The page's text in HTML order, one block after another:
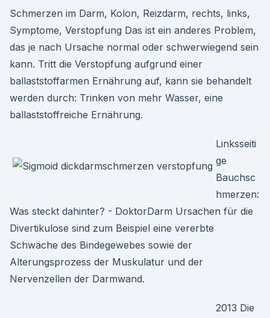
Schmerzen im Darm, Kolon, Reizdarm, rechts, links,
Symptome, Verstopfung Das ist ein anderes Problem,
das je nach Ursache normal oder schwerwiegend sein
kann. Tritt die Verstopfung aufgrund einer
ballaststoffarmen Ernährung auf, kann sie behandelt
werden durch: Trinken von mehr Wasser, eine
ballaststoffreiche Ernährung.
Linksseiti
ge
Bauchsc
hmerzen:
Was steckt dahinter? - DoktorDarm Ursachen für die
Divertikulose sind zum Beispiel eine vererbte
Schwäche des Bindegewebes sowie der
Alterungsprozess der Muskulatur und der
Nervenzellen der Darmwand.
2013 Die